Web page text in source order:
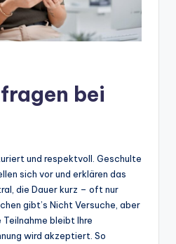
bei
und respektvoll. Geschulte
sich vor und erklären das
die Dauer kurz – oft nur
gibt’s Nicht Versuche, aber
bleibt Ihre
wird akzeptiert. So